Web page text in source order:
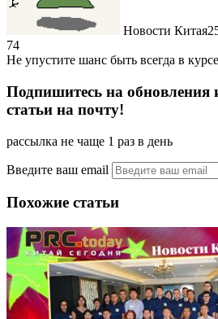
Новости Китая
74
Не упустите шанс быть всегда в
Подпишитесь на обновления
статьи на почту!
рассылка не чаще 1 раз в день
Введите ваш email
Похожие статьи